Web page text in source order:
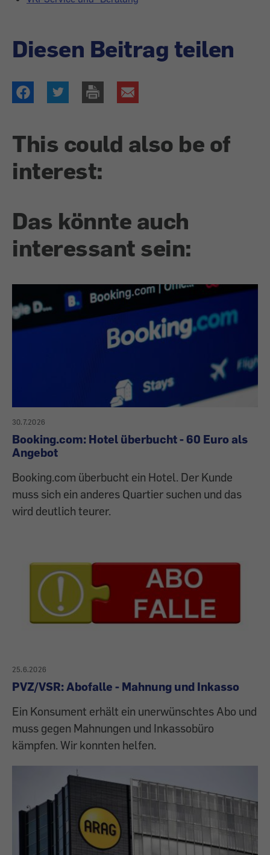
Diesen Beitrag teilen
This could also be of
interest:
Das könnte auch
interessant sein:
30.7.2026
Booking.com: Hotel überbucht - 60 Euro als
Angebot
Booking.com überbucht ein Hotel. Der Kunde
muss sich ein anderes Quartier suchen und das
wird deutlich teurer.
25.6.2026
PVZ/VSR: Abofalle - Mahnung und Inkasso
Ein Konsument erhält ein unerwünschtes Abo und
muss gegen Mahnungen und Inkassobüro
kämpfen. Wir konnten helfen.